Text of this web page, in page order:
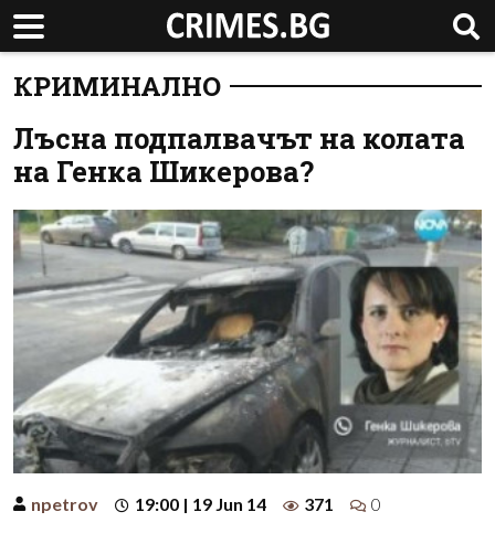
КРИМИНАЛНО
Лъсна подпалвачът на колата
на Генка Шикерова?
npetrov 19:00 | 19 Jun 14 371 0